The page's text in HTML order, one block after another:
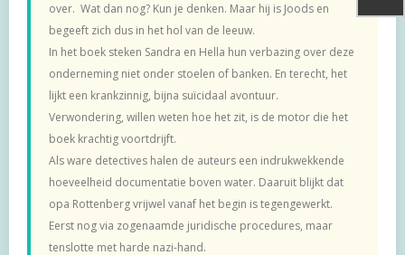
over. Wat dan nog? Kun je denken. Maar hij is Joods en
begeeft zich dus in het hol van de leeuw.
In het boek steken Sandra en Hella hun verbazing over deze
onderneming niet onder stoelen of banken. En terecht, het
lijkt een krankzinnig, bijna suïcidaal avontuur.
Verwondering, willen weten hoe het zit, is de motor die het
boek krachtig voortdrijft.
Als ware detectives halen de auteurs een indrukwekkende
hoeveelheid documentatie boven water. Daaruit blijkt dat
opa Rottenberg vrijwel vanaf het begin is tegengewerkt.
Eerst nog via zogenaamde juridische procedures, maar
tenslotte met harde nazi-hand.